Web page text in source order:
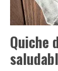
Quiche